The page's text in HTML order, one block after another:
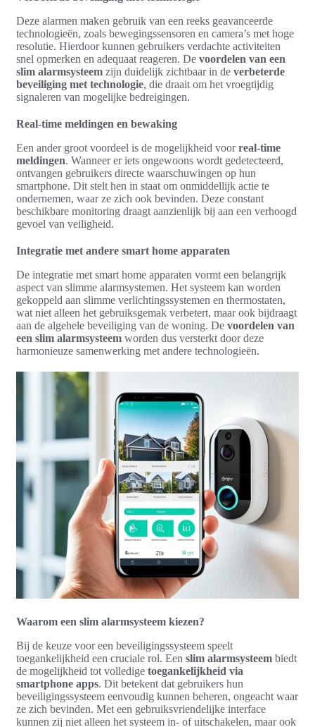
Deze alarmen maken gebruik van een reeks geavanceerde
technologieën, zoals bewegingssensoren en camera’s met hoge
resolutie. Hierdoor kunnen gebruikers verdachte activiteiten
snel opmerken en adequaat reageren. De voordelen van een
slim alarmsysteem zijn duidelijk zichtbaar in de verbeterde
beveiliging met technologie, die draait om het vroegtijdig
signaleren van mogelijke bedreigingen.
Real-time meldingen en bewaking
Een ander groot voordeel is de mogelijkheid voorreal-time
meldingen. Wanneer er iets ongewoons wordt gedetecteerd,
ontvangen gebruikers directe waarschuwingen op hun
smartphone. Dit stelt hen in staat om onmiddellijk actie te
ondernemen, waar ze zich ook bevinden. Deze constant
beschikbare monitoring draagt aanzienlijk bij aan een verhoogd
gevoel van veiligheid.
Integratie met andere smart home apparaten
De integratie met smart home apparaten vormt een belangrijk
aspect van slimme alarmsystemen. Het systeem kan worden
gekoppeld aan slimme verlichtingssystemen en thermostaten,
wat niet alleen het gebruiksgemak verbetert, maar ook bijdraagt
aan de algehele beveiliging van de woning. De voordelen van
een slim alarmsysteem worden dus versterkt door deze
harmonieuze samenwerking met andere technologieën.
Waarom een slim alarmsysteem kiezen?
Bij de keuze voor een beveiligingssysteem speelt
toegankelijkheid een cruciale rol. Een slim alarmsysteem biedt
de mogelijkheid tot volledige toegankelijkheid via
smartphone apps. Dit betekent dat gebruikers hun
beveiligingssysteem eenvoudig kunnen beheren, ongeacht waar
ze zich bevinden. Met een gebruiksvriendelijke interface
kunnen zij niet alleen het systeem in- of uitschakelen, maar ook